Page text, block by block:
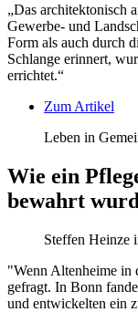
„Das architektonisch
Gewerbe- und
Form als auch durch
Schlange erinnert,
errichtet.“
Zum Artikel
Leben in
Wie ein
bewahrt
Steffen Heinze
"Wenn Altenheime in
gefragt. In Bonn
und entwickelten ein